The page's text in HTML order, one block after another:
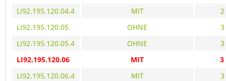
LI92.195.120.04.4
MIT
2
LI92.195.120.05
OHNE
3
LI92.195.120.05.4
OHNE
3
LI92.195.120.06
MIT
3
LI92.195.120.06.4
MIT
3